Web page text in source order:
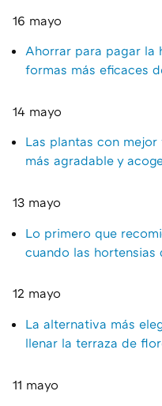
16 mayo
Ahorrar para pagar la
formas más eficaces
14 mayo
Las plantas con
más agradable y
13 mayo
Lo primero que
cuando las
12 mayo
La alternativa más
llenar la terraza de
11 mayo